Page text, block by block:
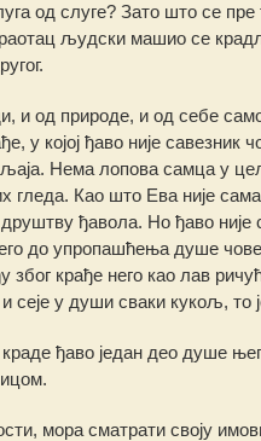
од слуге? Зато што се
људски машио се
и од природе, и од себе
у којој ђаво није
Нема лопова самца у
гледа. Као што Ева није
ђавола. Но ђаво
до упропашћења душе
због крађе него као лав
сеје у души сваки кукољ,
ђаво један део душе
мора сматрати своју